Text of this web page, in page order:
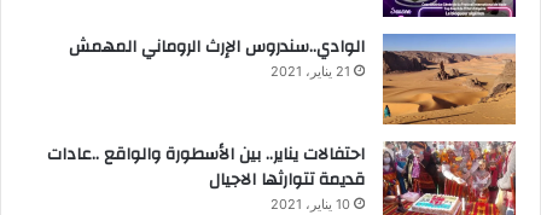
الوادي..سندروس الإرث الروماني المهمش
21 يناير، 2021
احتفالات يناير.. بين الأسطورة والواقع ..عادات
قديمة تتوارثها الاجيال
10 يناير، 2021